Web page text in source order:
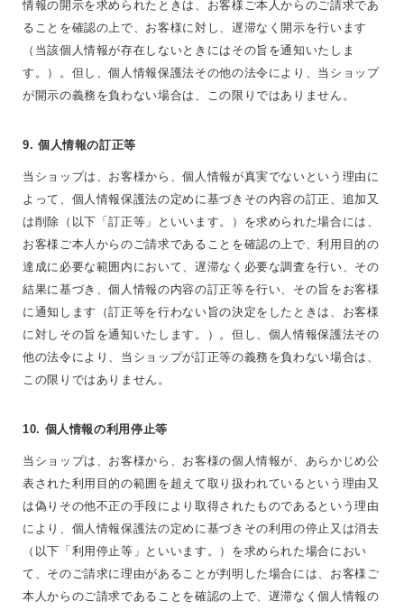
情報の開示を求められたときは、お客様ご本人からのご請求であ
ることを確認の上で、お客様に対し、遅滞なく開示を行います
（当該個人情報が存在しないときにはその旨を通知いたしま
す。）。但し、個人情報保護法その他の法令により、当ショップ
が開示の義務を負わない場合は、この限りではありません。
9. 個人情報の訂正等
当ショップは、お客様から、個人情報が真実でないという理由に
よって、個人情報保護法の定めに基づきその内容の訂正、追加又
は削除（以下「訂正等」といいます。）を求められた場合には、
お客様ご本人からのご請求であることを確認の上で、利用目的の
達成に必要な範囲内において、遅滞なく必要な調査を行い、その
結果に基づき、個人情報の内容の訂正等を行い、その旨をお客様
に通知します（訂正等を行わない旨の決定をしたときは、お客様
に対しその旨を通知いたします。）。但し、個人情報保護法その
他の法令により、当ショップが訂正等の義務を負わない場合は、
この限りではありません。
10. 個人情報の利用停止等
当ショップは、お客様から、お客様の個人情報が、あらかじめ公
表された利用目的の範囲を超えて取り扱われているという理由又
は偽りその他不正の手段により取得されたものであるという理由
により、個人情報保護法の定めに基づきその利用の停止又は消去
（以下「利用停止等」といいます。）を求められた場合におい
て、そのご請求に理由があることが判明した場合には、お客様ご
本人からのご請求であることを確認の上で、遅滞なく個人情報の